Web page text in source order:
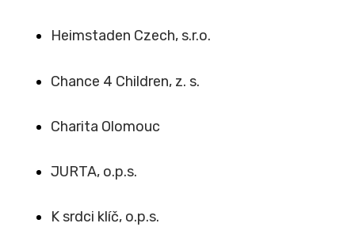
Heimstaden Czech, s.r.o.
Chance 4 Children, z. s.
Charita Olomouc
JURTA, o.p.s.
K srdci klíč, o.p.s.